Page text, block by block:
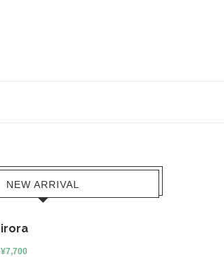
NEW ARRIVAL
irora
¥7,700